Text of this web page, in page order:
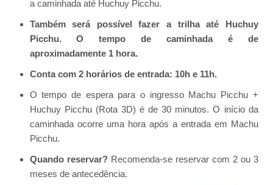
a caminhada até Huchuy Picchu.
Também será possível fazer a trilha até Huchuy
Picchu. O tempo de caminhada é de
aproximadamente 1 hora.
Conta com 2 horários de entrada: 10h e 11h.
O tempo de espera para o ingresso Machu Picchu +
Huchuy Picchu (Rota 3D) é de 30 minutos. O início da
caminhada ocorre uma hora após a entrada em Machu
Picchu.
Quando reservar?Recomenda-se reservar com 2 ou 3
meses de antecedência.